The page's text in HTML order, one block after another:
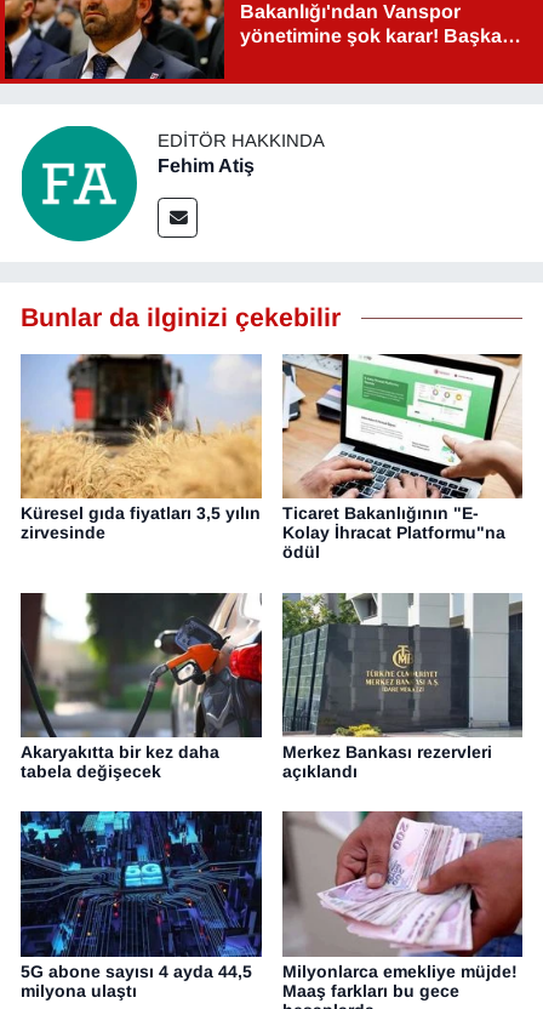
Bakanlığı'ndan Vanspor
yönetimine şok karar! Başkan
EDITÖR HAKKINDA
Fehim Atiş
Bunlar da ilginizi çekebilir
Küresel gıda fiyatları 3,5 yılın
zirvesinde
Ticaret Bakanlığının "E-
Kolay İhracat Platformu"na
ödül
Akaryakıtta bir kez daha
tabela değişecek
Merkez Bankası rezervleri
açıklandı
5G abone sayısı 4 ayda 44,5
milyona ulaştı
Milyonlarca emekliye müjde!
Maaş farkları bu gece